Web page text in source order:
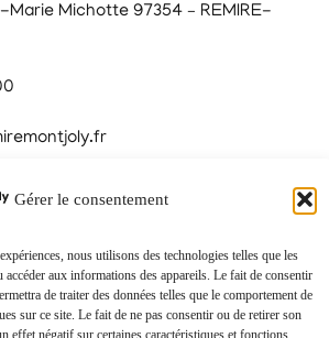
Gérer le consentement
nous utilisons des technologies telles que les
accéder aux informations des appareils. Le fait de consentir
de traiter des données telles que le comportement de
sur ce site. Le fait de ne pas consentir ou de retirer son
effet négatif sur certaines caractéristiques et fonctions.
Marie Michotte 97354 – REMIRE-
commune.